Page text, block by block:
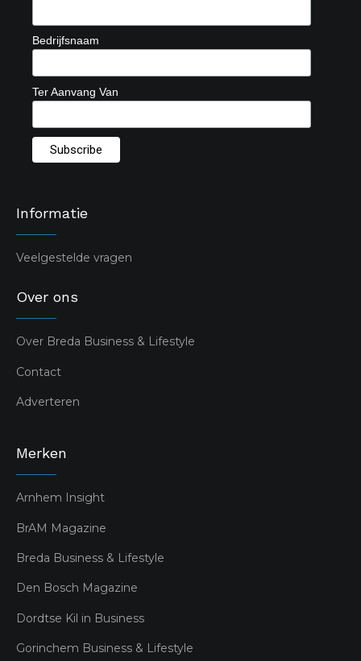
Bedrijfsnaam
Ter Aanvang Van
Informatie
Veelgestelde vragen
Over ons
Over Breda Business & Lifestyle
Contact
Adverteren
Merken
Arnhem Insight
BrAM Magazine
Breda Business & Lifestyle
Den Bosch Magazine
Dordtse Kil in Business
Gorinchem Business & Lifestyle